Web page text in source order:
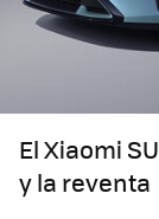
El Xiaomi
y la reventa